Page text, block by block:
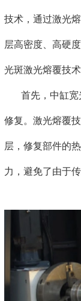
技术，通过激光
层高密度、高硬
光斑激光熔覆技
首先，中缸
修复。激光熔覆
层，修复部件的
力，避免了由于